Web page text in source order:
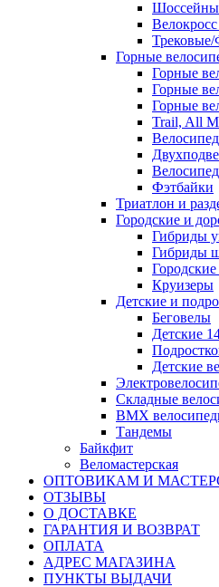
Горные
Горные
Горные
Горные
Trail, All
Фэтбайки
Триатлон и
Городские и
Гибриды
Гибриды
Круизеры
Детские и
Беговелы
Детские
Детские
Складные
BMX
Тандемы
Байкфит
Веломастерская
ОПТОВИКАМ И
ОТЗЫВЫ
О ДОСТАВКЕ
ГАРАНТИЯ И ВОЗВРАТ
ОПЛАТА
АДРЕС МАГАЗИНА
ПУНКТЫ ВЫДАЧИ